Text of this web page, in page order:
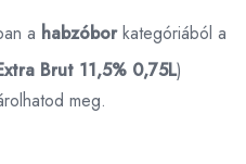
a habzóborkategóriából a
Brut 11,5% 0,75L)
meg.